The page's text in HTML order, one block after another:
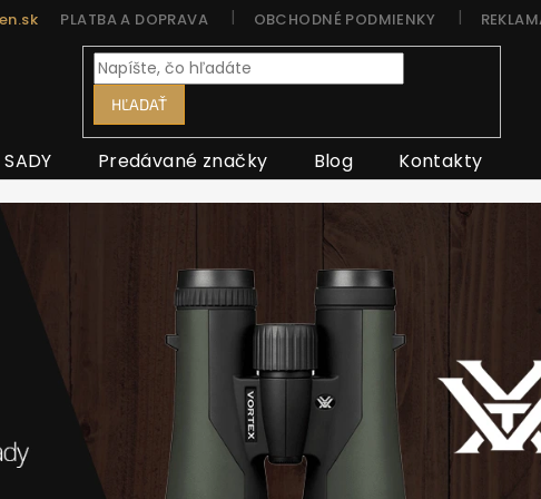
PLATBA A DOPRAVA OBCHODNÉ PODMIENKY
HĽADAŤ
Predávané značky Blog Kontakty